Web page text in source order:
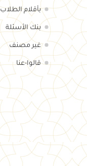
بأقلام الطلاب
بنك الأسئلة
غير مصنف
قالوا-عنا